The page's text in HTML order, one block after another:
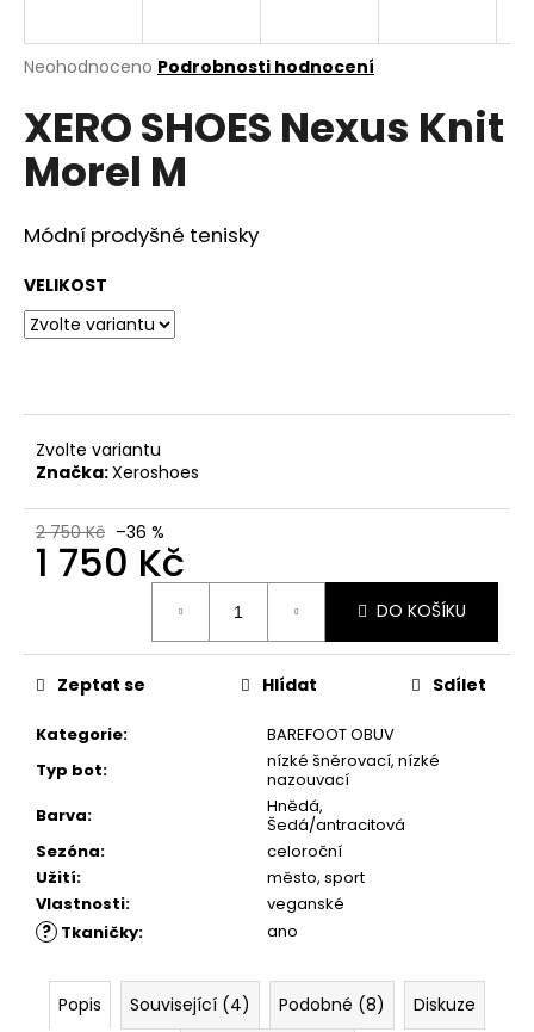
Průměrné
produktu
je
0,0
hvězdiček.
Neohodnoceno Podrobnosti hodnocení
XERO SHOES Nexus Knit
Morel M
Módní prodyšné tenisky
VELIKOST
Zvolte variantu
Značka:Xeroshoes
2 750 Kč –36 %
1 750 Kč
DO KOŠÍKU
Kategorie:
BAREFOOT OBUV
Typ bot:
nízké šněrovací, nízké
nazouvací
Barva:
Hnědá,
Šedá/antracitová
Sezóna:
celoroční
Užití:
město, sport
Vlastnosti: veganské
? Tkaničky: ano
Zeptat se Hlídat Sdílet
Popis Související (4) Podobné (8)
Diskuze
j
t
?
o
o
u
č
RUSTIC
CREAM
75ML
239